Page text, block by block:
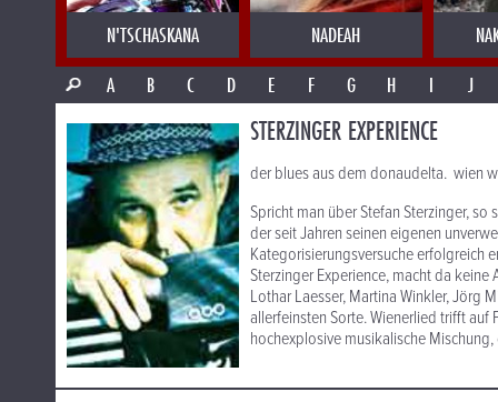
N'TSCHASKANA NADEAH
A
B C D E F G H I J
STERZINGER EXPERIENCE
der blues aus dem donaudelta. wien
Spricht man über Stefan Sterzinger,
der seit Jahren seinen eigenen
Kategorisierungsversuche erfolgreich
Sterzinger Experience, macht da
Lothar Laesser, Martina Winkler, Jörg
allerfeinsten Sorte. Wienerlied trifft auf
hochexplosive musikalische